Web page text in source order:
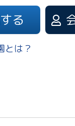
る
とは？